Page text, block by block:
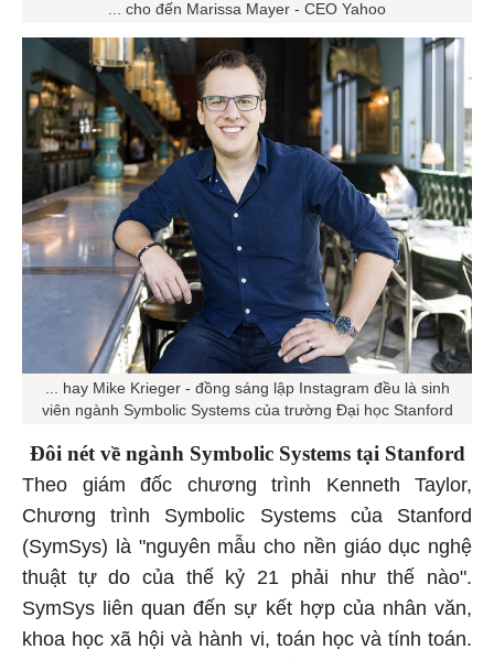
... cho đến Marissa Mayer - CEO Yahoo
... hay Mike Krieger - đồng sáng lập Instagram đều là sinh
viên ngành Symbolic Systems của trường Đại học Stanford
Đôi nét về ngành Symbolic Systems tại Stanford
Theo giám đốc chương trình Kenneth Taylor,
Chương trình Symbolic Systems của Stanford
(SymSys) là "nguyên mẫu cho nền giáo dục nghệ
thuật tự do của thế kỷ 21 phải như thế nào".
SymSys liên quan đến sự kết hợp của nhân văn,
khoa học xã hội và hành vi, toán học và tính toán.